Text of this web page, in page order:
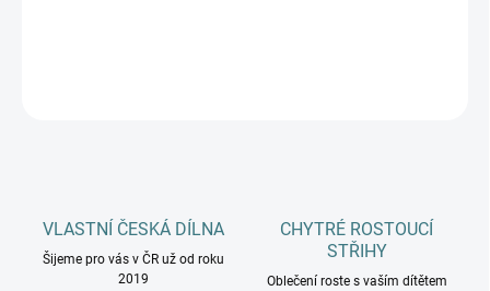
VLASTNÍ ČESKÁ DÍLNA
Šijeme pro vás v ČR už od roku
2019
CHYTRÉ ROSTOUCÍ
STŘIHY
Oblečení roste s vaším dítětem